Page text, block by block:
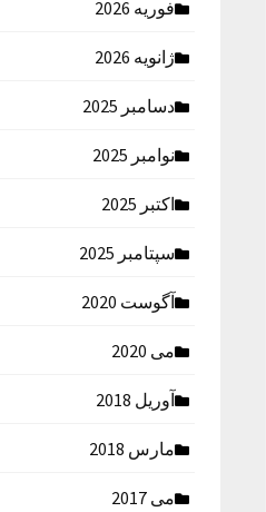
فوریه 2026
ژانویه 2026
دسامبر 2025
نوامبر 2025
اکتبر 2025
سپتامبر 2025
آگوست 2020
می 2020
آوریل 2018
مارس 2018
می 2017